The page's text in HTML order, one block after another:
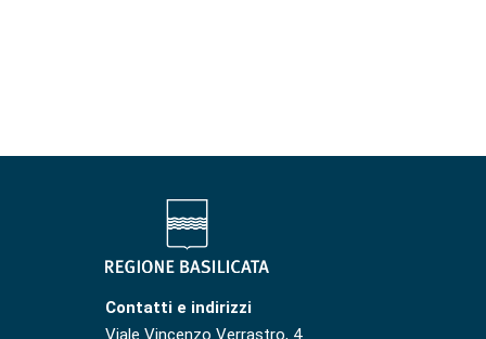
Contatti e indirizzi
Viale Vincenzo Verrastro, 4